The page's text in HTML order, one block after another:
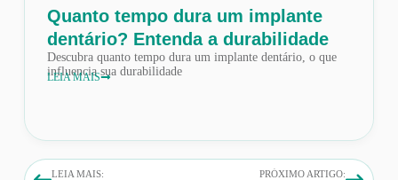
Quanto tempo dura um implante
dentário? Entenda a durabilidade
Descubra quanto tempo dura um implante dentário, o que
influencia sua durabilidade
LEIA MAIS
LEIA MAIS: PRÓXIMO ARTIGO: